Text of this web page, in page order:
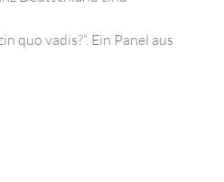
quo vadis?“. Ein Panel aus